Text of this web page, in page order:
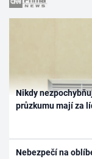
Nikdy
průzkumu mají za
Nebezpečí na